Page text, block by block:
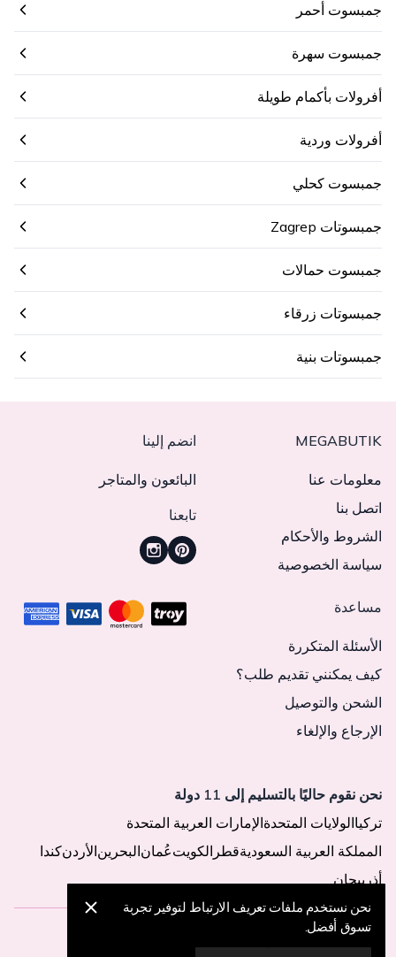
جمبسوت أحمر
جمبسوت سهرة
أفرولات بأكمام طويلة
أفرولات وردية
جمبسوت كحلي
جمبسوتات Zagrep
جمبسوت حمالات
جمبسوتات زرقاء
جمبسوتات بنية
MEGABUTIK
معلومات عنا
اتصل بنا
الشروط والأحكام
سياسة الخصوصية
انضم إلينا
البائعون والمتاجر
تابعنا
مساعدة
الأسئلة المتكررة
كيف يمكنني تقديم طلب؟
الشحن والتوصيل
الإرجاع والإلغاء
نحن نقوم حاليًا بالتسليم إلى 11 دولة
تركياالولايات المتحدةالإمارات العربية المتحدة
المملكة العربية السعوديةقطر الكويتعُمانالبحرينالأردنكندا
أذربيجان
© 2025 MegaButik -
نحن نستخدم ملفات تعريف الارتباط لتوفير تجربة
تسوق أفضل.